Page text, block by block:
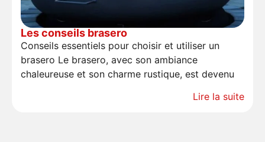
Les conseils brasero
Conseils essentiels pour choisir et utiliser un
brasero Le brasero, avec son ambiance
chaleureuse et son charme rustique, est devenu
Lire la suite